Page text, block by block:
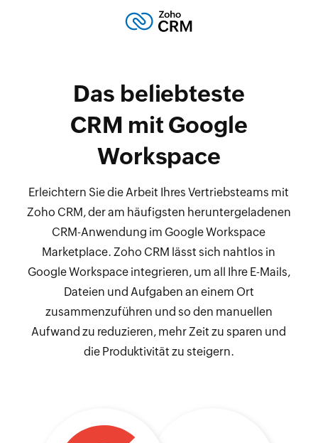
Das beliebteste
CRM mit Google
Workspace
Erleichtern Sie die Arbeit Ihres Vertriebsteams mit
Zoho CRM, der am häufigsten heruntergeladenen
CRM-Anwendung im Google Workspace
Marketplace. Zoho CRM lässt sich nahtlos in
Google Workspace integrieren, um all Ihre E-Mails,
Dateien und Aufgaben an einem Ort
zusammenzuführen und so den manuellen
Aufwand zu reduzieren, mehr Zeit zu sparen und
die Produktivität zu steigern.